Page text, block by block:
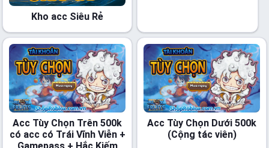
Kho acc Siêu Rẻ
Acc Tùy Chọn Trên 500k
có acc có Trái Vĩnh Viễn +
Acc Tùy Chọn Dưới 500k
(Cộng tác viên)